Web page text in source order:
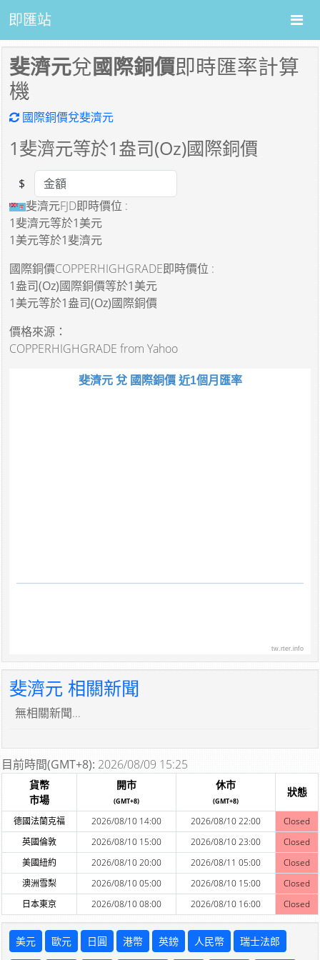
即匯站
斐濟元兌國際銅價即時匯率計算
機
國際銅價兌斐濟元
1斐濟元等於1盎司(Oz)國際銅價
Amount
$
斐濟元FJD即時價位 :
1斐濟元等於1美元
1美元等於1斐濟元
國際銅價COPPERHIGHGRADE即時價位 :
1盎司(Oz)國際銅價等於1美元
1美元等於1盎司(Oz)國際銅價
價格來源：
COPPERHIGHGRADE from Yahoo
斐濟元 兌 國際銅價 近1個月匯率
tw.rter.info
斐濟元 相關新聞
無相關新聞...
目前時間(GMT+8): 2026/08/09 15:25
貨幣
市場
開市
(GMT+8)
休市
(GMT+8)
狀態
德國法蘭克福 2026/08/10 14:00 2026/08/10 22:00
Closed
英國倫敦
2026/08/10 15:00 2026/08/10 23:00
Closed
美國紐約
2026/08/10 20:00 2026/08/11 05:00
Closed
澳洲雪梨
2026/08/10 05:00 2026/08/10 15:00
Closed
日本東京
2026/08/10 08:00 2026/08/10 16:00 Closed
美元 歐元 日圓 港幣 英鎊 人民幣 瑞士法郎